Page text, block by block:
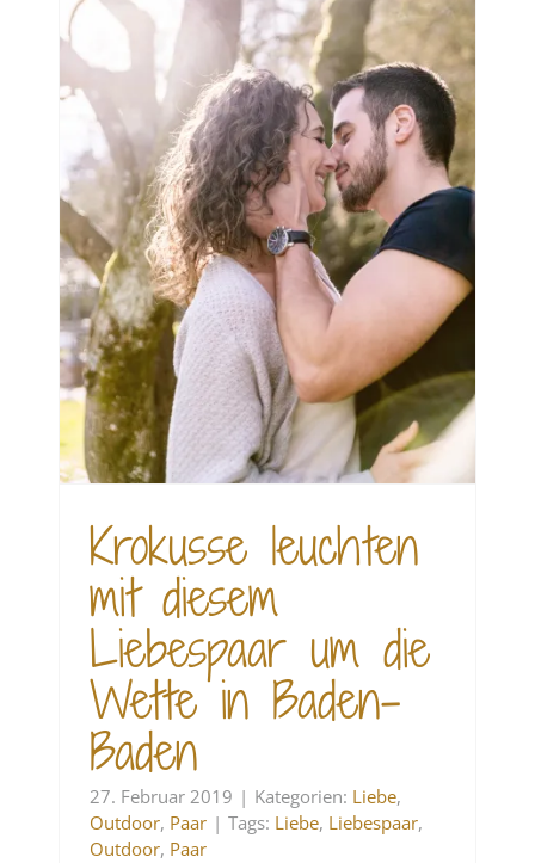
Krokusse leuchten
mit diesem
Liebespaar um die
Wette in Baden-
Baden
27. Februar 2019 | Kategorien: Liebe,
Outdoor, Paar | Tags: Liebe, Liebespaar,
Outdoor, Paar